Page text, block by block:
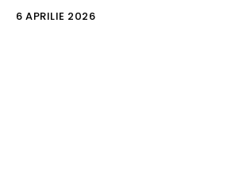
6 APRILIE 2026